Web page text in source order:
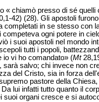
« chiamò presso di sé
42) (28). Gli apostoli
completati in se stesso con
ogni potere in
i suoi apostoli nel mondo
tutti i popoli,
io vi ho comandato» (Mt
salvo; chi invece non
del Cristo, sia in forza
pastore della
lui infatti tutto quanto il
suoi organi cresce e si